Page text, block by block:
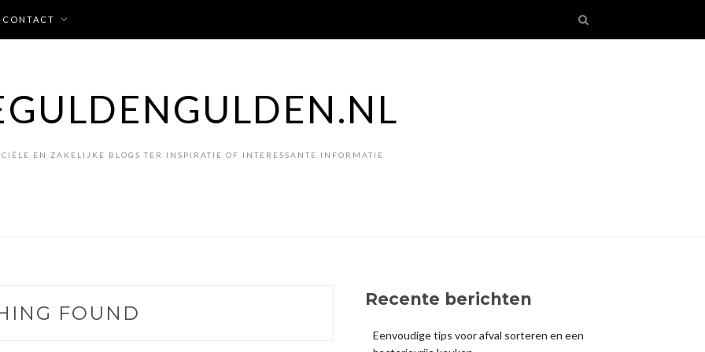
CONTACT
EN ZAKELIJKE BLOGS TER INSPIRATIE OF INTERESSANTE INFORMATIE
FOUND
Recente berichten
Eenvoudige tips voor afval sorteren en een